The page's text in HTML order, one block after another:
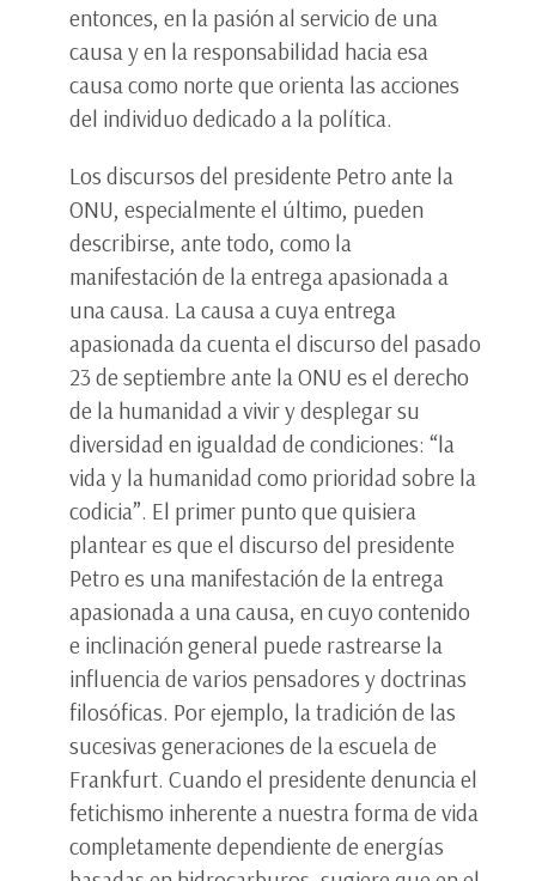
entonces, en la pasión al servicio de una
causa y en la responsabilidad hacia esa
causa como norte que orienta las acciones
del individuo dedicado a la política.
Los discursos del presidente Petro ante la
ONU, especialmente el último, pueden
describirse, ante todo, como la
manifestación de la entrega apasionada a
una causa. La causa a cuya entrega
apasionada da cuenta el discurso del pasado
23 de septiembre ante la ONU es el derecho
de la humanidad a vivir y desplegar su
diversidad en igualdad de condiciones: “la
vida y la humanidad como prioridad sobre la
codicia”. El primer punto que quisiera
plantear es que el discurso del presidente
Petro es una manifestación de la entrega
apasionada a una causa, en cuyo contenido
e inclinación general puede rastrearse la
influencia de varios pensadores y doctrinas
filosóficas. Por ejemplo, la tradición de las
sucesivas generaciones de la escuela de
Frankfurt. Cuando el presidente denuncia el
fetichismo inherente a nuestra forma de vida
completamente dependiente de energías